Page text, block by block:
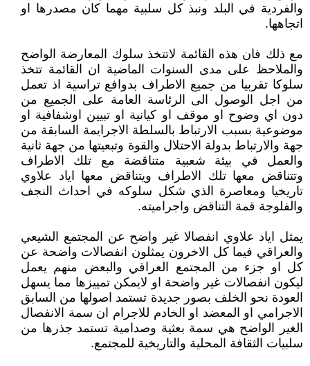
والفردية في البلد ونبذ كل سلبية مهما كان مصدرها او
اتجاهها.
مع ذلك فان هذه القائمة لاتتخذ سلوك المعارضة الواضح
والملاحظ على مدى السنوات الماضية ان القائمة تتخذ
سلوكا تقربيا من جميع الاطراف بدوافع تراسية اذ تعمل
من اجل الوصول الى الرئاسة العامة على الجميع من
دون اي وضوح او موقف او كيانية او تبيين اوشفافية او
موضوعية بسبب الارتباط بالسلطة الاجرايمة السابقة من
جهة والارتباط بدولة الاحتلال والقوة وتبعيتها من جهة ثانية
والعمل في بيئة شعبية متناقضة مع تلك الاطراف
وتتناقض معها تلك الاطراف ويتناقض معها اياد علاوي
تاريخيا ومعاصرة الذي شكل سلوكه في احداث النجف
والفلوجة قمة التناقض واجراميته.
يمثل اياد علاوي انفصالا غير واضح عن المجتمع الشيعي
والعراقي فيما كل الاخرون يمثلون انفصالات واضحة عن
كل او جزء من المجتمع العراقي والبعض منهم يعمل
ليكون انفصالات غير واضحة او لايمكن تمييزها مما يسهل
العودة نحو الخلف بصور جديدة تستمد اصولها من السابق
الاجرامي او المعضد او الخادم للاجرام ان سمة الانفصال
الغير الواضح هي سمة بعثية وصدامية تستمد جذرها من
سلبيات الثقافة المحلية والتاريخية للمجتمع.